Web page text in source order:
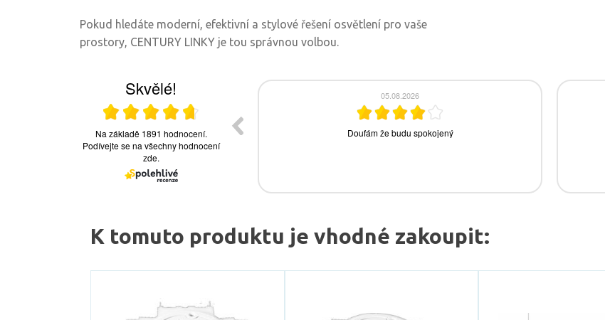
Pokud hledáte moderní, efektivní a stylové řešení osvětlení pro vaše
prostory, CENTURY LINKY je tou správnou volbou.
K tomuto produktu je vhodné zakoupit: